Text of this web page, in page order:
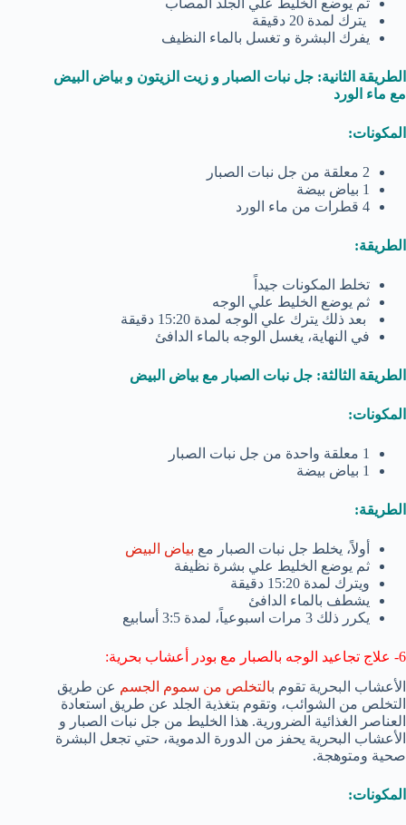
يترك لمدة 20 دقيقة
يفرك البشرة و تغسل بالماء النظيف
الطريقة الثانية: جل نبات الصبار و زيت الزيتون و بياض البيض
مع ماء الورد
المكونات:
2 معلقة من جل نبات الصبار
1 بياض بيضة
4 قطرات من ماء الورد
الطريقة:
تخلط المكونات جيداً
ثم يوضع الخليط علي الوجه
بعد ذلك يترك علي الوجه لمدة 15:20 دقيقة
في النهاية، يغسل الوجه بالماء الدافئ
الطريقة الثالثة: جل نبات الصبار مع بياض البيض
المكونات:
1 معلقة واحدة من جل نبات الصبار
1 بياض بيضة
الطريقة:
أولاً، يخلط جل نبات الصبار مع بياض البيض
ثم يوضع الخليط علي بشرة نظيفة
ويترك لمدة 15:20 دقيقة
يشطف بالماء الدافئ
يكرر ذلك 3 مرات اسبوعياً، لمدة 3:5 أسابيع
6- علاج تجاعيد الوجه بالصبار مع بودر أعشاب بحرية:
الأعشاب البحرية تقوم بالتخلص من سموم الجسم عن طريق
التخلص من الشوائب، وتقوم بتغذية الجلد عن طريق استعادة
العناصر الغذائية الضرورية. هذا الخليط من جل نبات الصبار و
الأعشاب البحرية يحفز من الدورة الدموية، حتي تجعل البشرة
صحية ومتوهجة.
المكونات: